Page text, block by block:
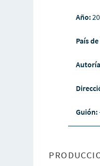
Año:
País
Guión: